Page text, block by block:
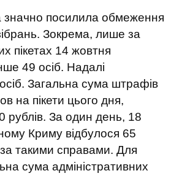
значно посилила обмеження
Зокрема, лише за
пікетах 14 жовтня
49 осіб. Надалі
Загальна сума штрафів
на пікети цього дня,
рублів. За один день, 18
Криму відбулося 65
такими справами. Для
сума адміністративних